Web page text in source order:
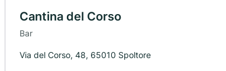
Cantina del Corso
Bar
Via del Corso, 48, 65010 Spoltore